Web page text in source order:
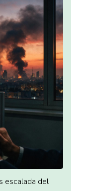
escalada del